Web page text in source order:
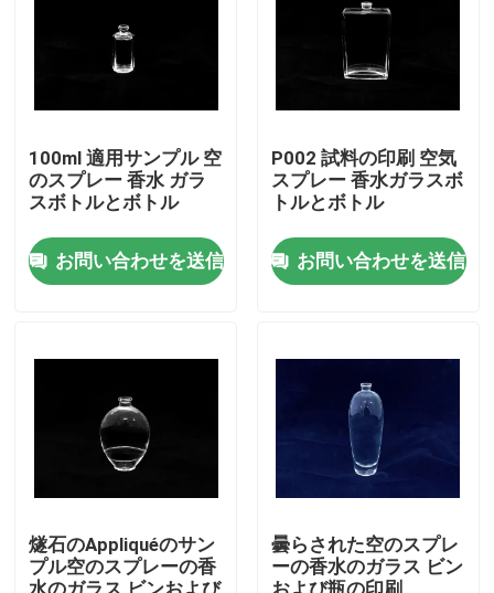
わたしたち に つい て
工場 ツアー
100ml 適用サンプル 空
のスプレー 香水 ガラ
スボトルとボトル
お問い合わせを送信
P002 試料の印刷 空気
スプレー 香水ガラスボ
トルとボトル
お問い合わせを送信
燧石のAppliquéのサン
プル空のスプレーの香
曇らされた空のスプレ
ーの香水のガラス ビン